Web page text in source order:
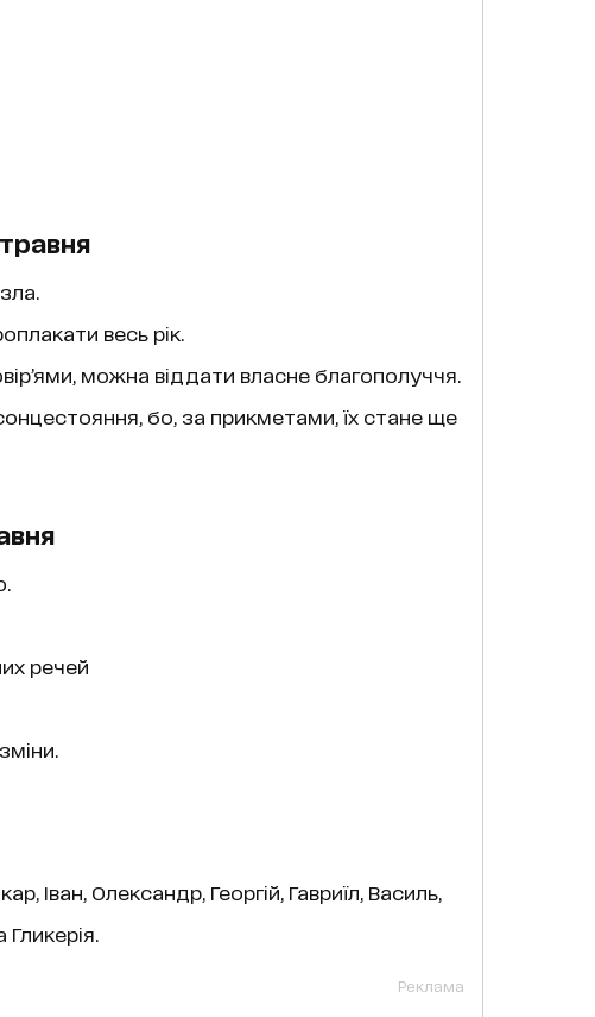
весь рік.
можна віддати власне благополуччя.
бо, за прикметами, їх стане ще
речей
Іван, Олександр, Георгій, Гавриїл, Василь,
Реклама